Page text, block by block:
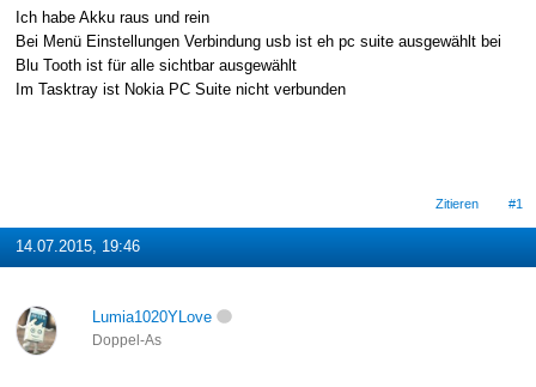
Ich habe Akku raus und rein
Bei Menü Einstellungen Verbindung usb ist eh pc suite ausgewählt bei
Blu Tooth ist für alle sichtbar ausgewählt
Im Tasktray ist Nokia PC Suite nicht verbunden
Zitieren #1
14.07.2015, 19:46
Lumia1020YLove
Doppel-As